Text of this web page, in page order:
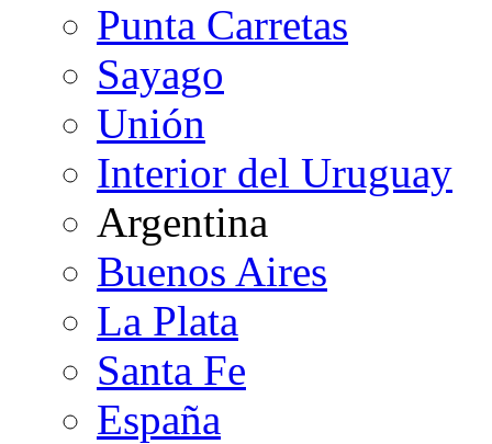
Punta Carretas
Sayago
Unión
Interior del Uruguay
Argentina
Buenos Aires
La Plata
Santa Fe
España